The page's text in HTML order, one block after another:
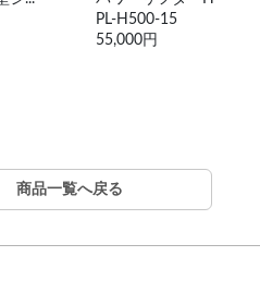
ナイスレバー 250...
3,850円
商品一覧へ戻る